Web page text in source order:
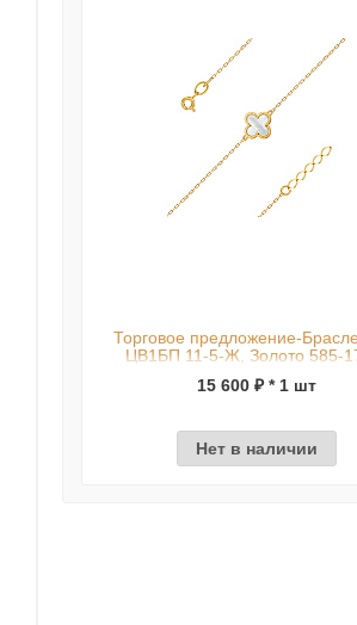
Торговое предложение-
ЦВ1БП 11-5-Ж, Золото 585-
15 600 ₽ * 1 шт
Нет в наличии